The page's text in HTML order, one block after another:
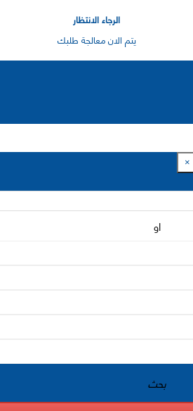
الرجاء الانتظار
يتم الان معالجة طلبك
×
او
بحث